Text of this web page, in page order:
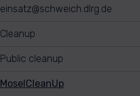
einsatz@schweich.dlrg.de
Cleanup
Public cleanup
MoselCleanUp